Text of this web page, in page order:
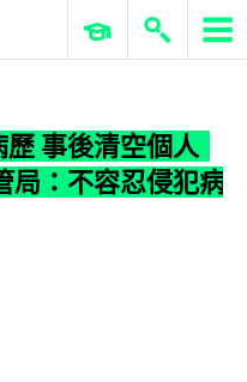
ERP 與商業 AI
事後清空個人
局：不容忍侵犯病